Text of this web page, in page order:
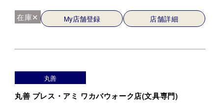
在庫✕ My店舗登録 店舗詳細
丸善
丸善 プレス・アミ ワカバウォーク店(文具専門)